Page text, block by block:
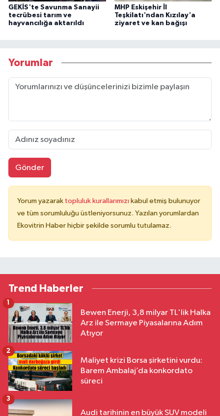
GEKİS'te Savunma Sanayii
tecrübesi tarım ve
hayvancılığa aktarıldı
MHP Eskişehir İl
Teşkilatı'ndan Kızılay'a
ziyaret ve kan bağışı
Yorumlar
Gönder
Yorum yazarak topluluk kurallarımızı kabul etmiş bulunuyor
ve tüm sorumluluğu üstleniyorsunuz. Yazılan yorumlardan
Ekovitrin Haber hiçbir şekilde sorumlu tutulamaz.
Trend Haberler
Bewen Enerji, 3,8 milyar TL'lik Halka
Arz ile Sermaye Piyasalarına Adım
Atıyor
1
Maliyet krizi Borsa şirketini vurdu:
Barem Ambalaj’da konkordato
süreci
2
Audi tarihinin en büyük SUV modeli
3